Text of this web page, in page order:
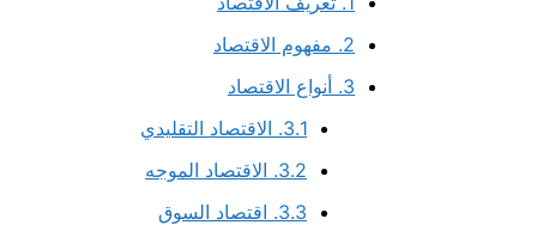
2. مفهوم الاقتصاد
3. أنواع الاقتصاد
3.1. الاقتصاد التقليدي
3.2. الاقتصاد الموجه
3.3. اقتصاد السوق